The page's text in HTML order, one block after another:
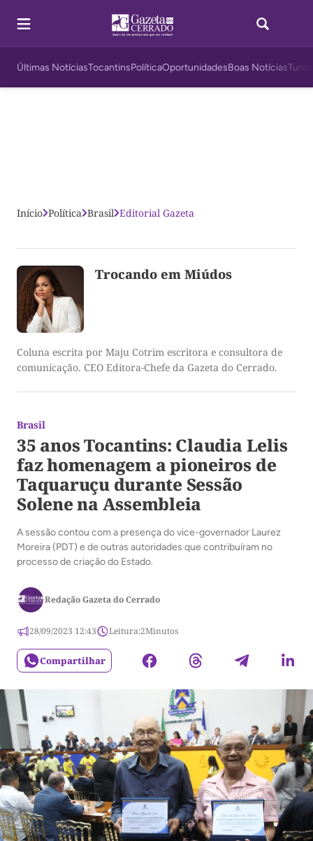
Últimas NotíciasTocantinsPolíticaOportunidadesBoas Notícias
Início Política Brasil Editorial Gazeta
Trocando em Miúdos
Coluna escrita por Maju Cotrim escritora e consultora de
comunicação. CEO Editora-Chefe da Gazeta do Cerrado.
Brasil
35 anos Tocantins: Claudia Lelis
faz homenagem a pioneiros de
Taquaruçu durante Sessão
Solene na Assembleia
A sessão contou com a presença do vice-governador Laurez
Moreira (PDT) e de outras autoridades que contribuíram no
processo de criação do Estado.
Redação Gazeta do Cerrado
28/09/2023 12:43 Leitura:2Minutos
Compartilhar